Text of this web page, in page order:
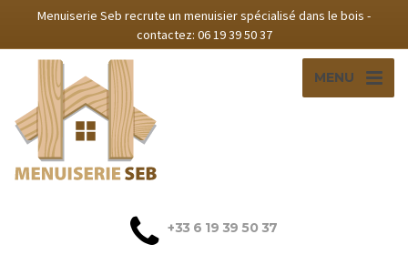
Menuiserie Seb recrute un menuisier spécialisé dans le bois -
contactez: 06 19 39 50 37‬
MENU
‭+33 6 19 39 50 37‬